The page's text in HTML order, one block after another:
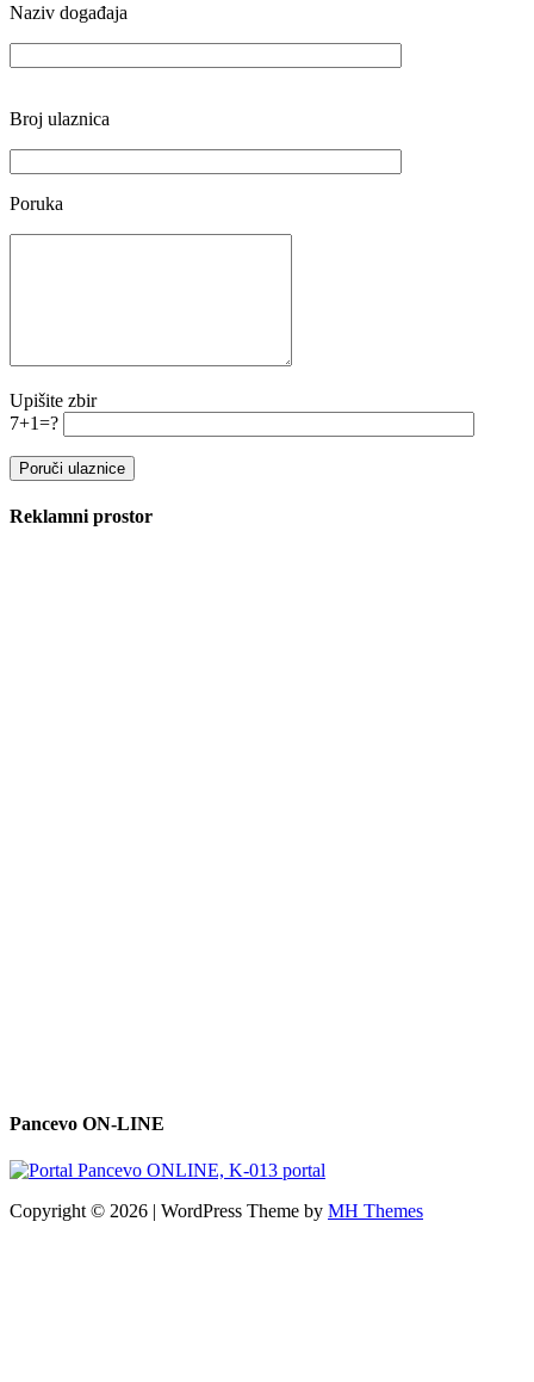
Naziv događaja
Broj ulaznica
Poruka
Upišite zbir
7+1=?
Reklamni prostor
Pancevo ON-LINE
Copyright © 2026 | WordPress Theme by MH Themes